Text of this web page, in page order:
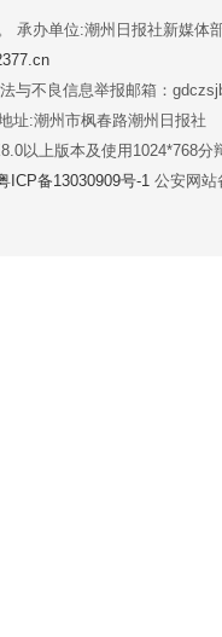
承办单位:潮州日报社新媒体
与不良信息举报邮箱：
址:潮州市枫春路潮州日报社
以上版本及使用1024*768分
ICP备13030909号-1 公安网站